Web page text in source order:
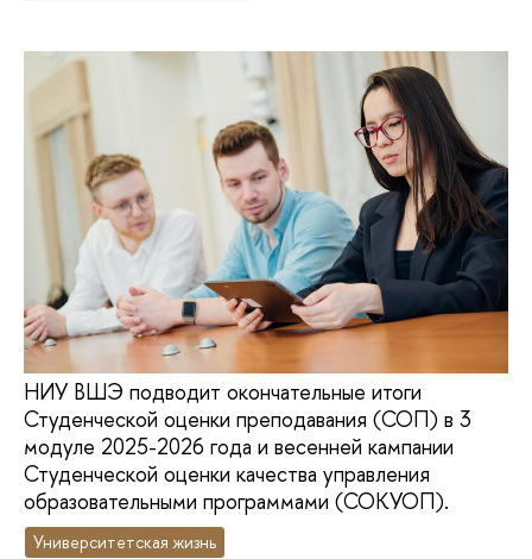
НИУ ВШЭ подводит окончательные итоги
Студенческой оценки преподавания (СОП) в 3
модуле 2025-2026 года и весенней кампании
Студенческой оценки качества управления
образовательными программами (СОКУОП).
Университетская жизнь